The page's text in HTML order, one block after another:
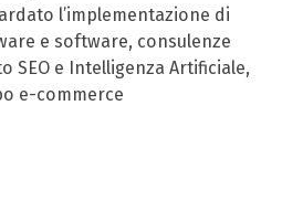
l’implementazione di
e software, consulenze
SEO e Intelligenza Artificiale,
e-commerce